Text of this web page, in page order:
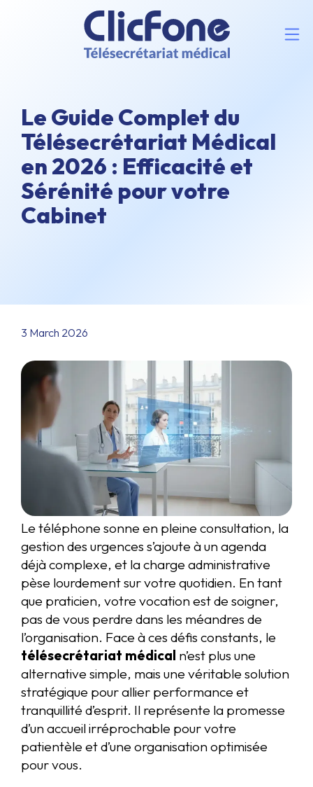
Le Guide Complet du
Télésecrétariat Médical
en 2026 : Efficacité et
Sérénité pour votre
Cabinet
3 March 2026
Le téléphone sonne en pleine consultation, la
gestion des urgences s’ajoute à un agenda
déjà complexe, et la charge administrative
pèse lourdement sur votre quotidien. En tant
que praticien, votre vocation est de soigner,
pas de vous perdre dans les méandres de
l’organisation. Face à ces défis constants, le
télésecrétariat médical n’est plus une
alternative simple, mais une véritable solution
stratégique pour allier performance et
tranquillité d’esprit. Il représente la promesse
d’un accueil irréprochable pour votre
patientèle et d’une organisation optimisée
pour vous.